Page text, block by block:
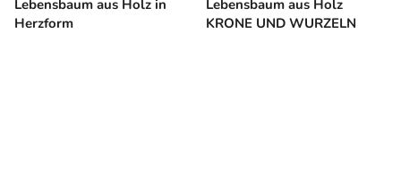
Lebensbaum aus Holz in
Herzform
Lebensbaum aus Holz
KRONE UND WURZELN